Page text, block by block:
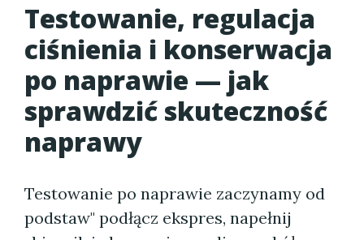
Testowanie, regulacja
ciśnienia i konserwacja
po naprawie — jak
sprawdzić skuteczność
naprawy
Testowanie po naprawie zaczynamy od
podstaw" podłącz ekspres, napełnij